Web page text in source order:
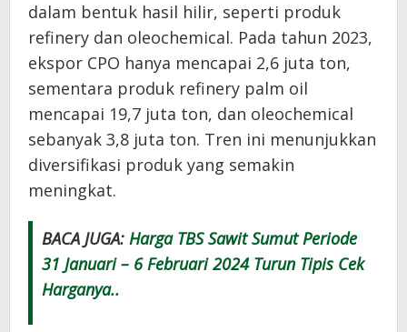
dalam bentuk hasil hilir, seperti produk
refinery dan oleochemical. Pada tahun 2023,
ekspor CPO hanya mencapai 2,6 juta ton,
sementara produk refinery palm oil
mencapai 19,7 juta ton, dan oleochemical
sebanyak 3,8 juta ton. Tren ini menunjukkan
diversifikasi produk yang semakin
meningkat.
BACA JUGA: Harga TBS Sawit Sumut Periode
31 Januari – 6 Februari 2024 Turun Tipis Cek
Harganya..